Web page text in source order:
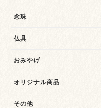
念珠
仏具
おみやげ
オリジナル商品
その他